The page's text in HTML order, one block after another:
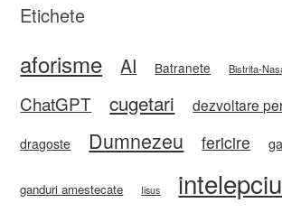
Etichete
aforisme AI Batranete Bistrita-
ChatGPT cugetari dezvoltare
dragoste Dumnezeu fericire
ganduri amestecate Iisus